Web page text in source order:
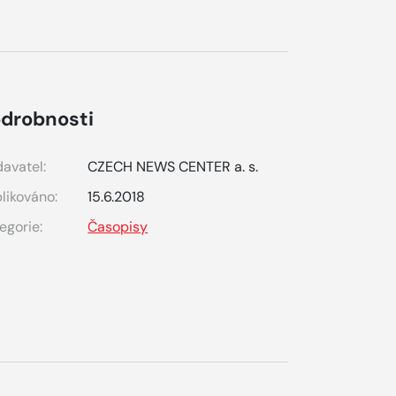
CZECH NEWS CENTER a. s.
15.6.2018
Časopisy